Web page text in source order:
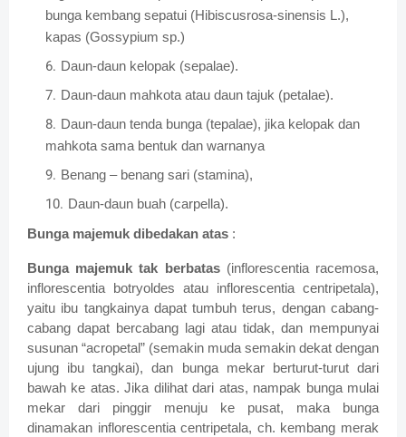
bunga kembang sepatui (Hibiscusrosa-sinensis L.),
kapas (Gossypium sp.)
Daun-daun kelopak (sepalae).
Daun-daun mahkota atau daun tajuk (petalae).
Daun-daun tenda bunga (tepalae), jika kelopak dan
mahkota sama bentuk dan warnanya
Benang – benang sari (stamina),
Daun-daun buah (carpella).
Bunga majemuk dibedakan atas :
Bunga majemuk tak berbatas(inflorescentia racemosa,
inflorescentia botryoldes atau inflorescentia centripetala),
yaitu ibu tangkainya dapat tumbuh terus, dengan cabang-
cabang dapat bercabang lagi atau tidak, dan mempunyai
susunan “acropetal” (semakin muda semakin dekat dengan
ujung ibu tangkai), dan bunga mekar berturut-turut dari
bawah ke atas. Jika dilihat dari atas, nampak bunga mulai
mekar dari pinggir menuju ke pusat, maka bunga
dinamakan inflorescentia centripetala, ch. kembang merak